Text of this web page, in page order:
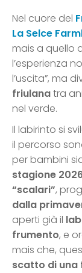
Nel cuore del
La Selce
mais a quello
l’esperienza
l’uscita”, ma
friulanatra
nel verde.
Il labirinto si
il percorso
per bambini
stagione
“scalari”,
dalla
aperti già il
frumento, e
mais che,
scatto di